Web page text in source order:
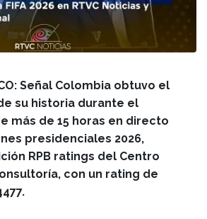
Señal Colombia obtuvo el
su historia durante el
más de 15 horas en directo
presidenciales 2026,
RPB ratings del Centro
con un rating de